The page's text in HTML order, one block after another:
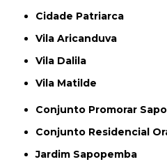
Cidade Patriarca
Vila Aricanduva
Vila Dalila
Vila Matilde
Conjunto Promorar
Conjunto Residencial
Jardim Sapopemba